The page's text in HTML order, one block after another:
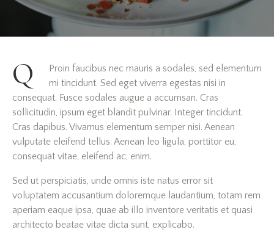
Q
Proin faucibus nec mauris a sodales, sed elementum
mi tincidunt. Sed eget viverra egestas nisi in
consequat. Fusce sodales augue a accumsan. Cras
sollicitudin, ipsum eget blandit pulvinar. Integer tincidunt.
Cras dapibus. Vivamus elementum semper nisi. Aenean
vulputate eleifend tellus. Aenean leo ligula, porttitor eu,
consequat vitae, eleifend ac, enim.
Sed ut perspiciatis, unde omnis iste natus error sit
voluptatem accusantium doloremque laudantium, totam rem
aperiam eaque ipsa, quae ab illo inventore veritatis et quasi
architecto beatae vitae dicta sunt, explicabo.